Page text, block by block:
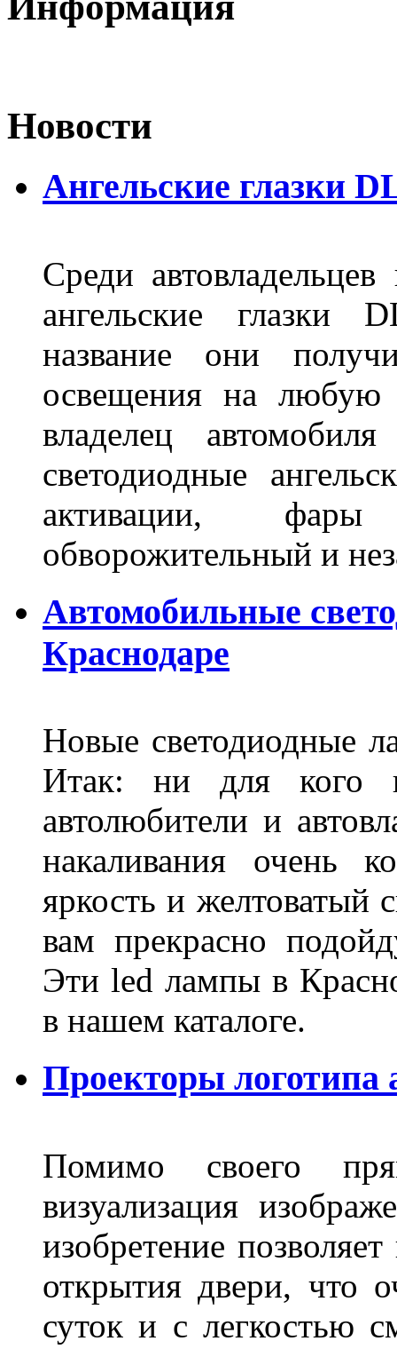
Новости
Ангельские глазки
Среди
ангельские глазки
название они
освещения на любую
владелец
светодиодные
активации, фары
обворожительный и
Автомобильные
Краснодаре
Новые светодиодные
Итак: ни для кого
автолюбители и
накаливания очень
яркость и желтоватый
вам прекрасно
Эти led лампы в
в нашем каталоге.
Проекторы логотипа
Помимо своего
визуализация
изобретение
открытия двери, что
суток и с легкостью